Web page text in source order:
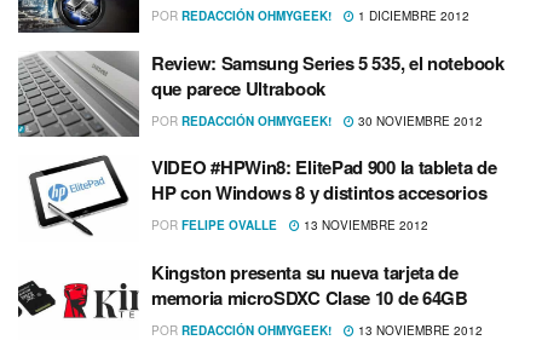
POR REDACCIÓN OHMYGEEK! 1 DICIEMBRE 2012
Review: Samsung Series 5 535, el notebook
que parece Ultrabook
POR REDACCIÓN OHMYGEEK! 30 NOVIEMBRE 2012
VIDEO #HPWin8: ElitePad 900 la tableta de
HP con Windows 8 y distintos accesorios
POR FELIPE OVALLE 13 NOVIEMBRE 2012
Kingston presenta su nueva tarjeta de
memoria microSDXC Clase 10 de 64GB
POR REDACCIÓN OHMYGEEK! 13 NOVIEMBRE 2012